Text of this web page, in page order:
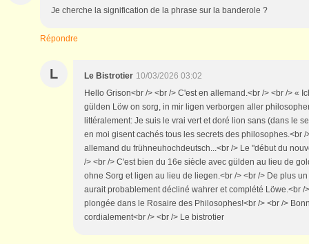
Je cherche la signification de la phrase sur la banderole ?
Répondre
L Le Bistrotier 10/03/2026 03:02
Hello Grison<br /> <br /> C'est en allemand.<br /> <br /> «
gülden Löw on sorg, in mir ligen verborgen aller
littéralement: Je suis le vrai vert et doré lion sans (dans le
en moi gisent cachés tous les secrets des philosophes.<br /
allemand du frühneuhochdeutsch...<br /> Le "début du
/> <br /> C'est bien du 16e siècle avec gülden au lieu de
ohne Sorg et ligen au lieu de liegen.<br /> <br /> De plus
aurait probablement décliné wahrer et complété Löwe.<br /
plongée dans le Rosaire des Philosophes!<br /> <br />
cordialement<br /> <br /> Le bistrotier